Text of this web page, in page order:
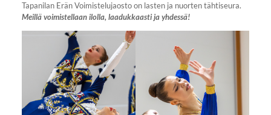
Tapanilan Erän Voimistelujaosto on lasten ja nuorten tähtiseura.
Meillä voimistellaan ilolla, laadukkaasti ja yhdessä!